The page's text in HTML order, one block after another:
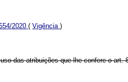
2020 ( Vigência )
das atribuições que lhe confere o art.